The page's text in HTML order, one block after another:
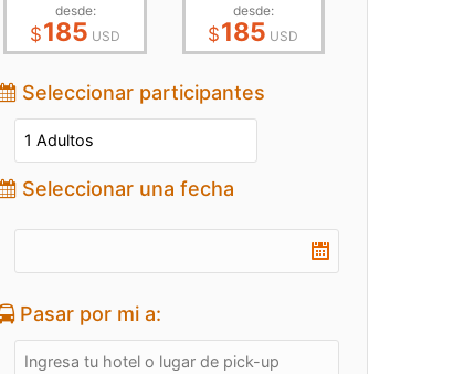
desde:
$185 USD
desde:
$185 USD
Seleccionar participantes
Seleccionar una fecha
Pasar por mi a: